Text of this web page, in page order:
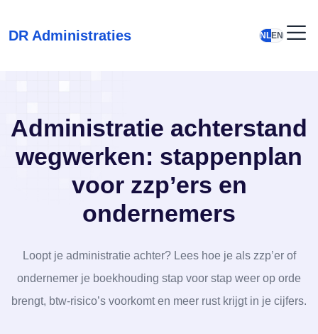
DR Administraties NLEN
Administratie achterstand
wegwerken: stappenplan
voor zzp’ers en
ondernemers
Loopt je administratie achter? Lees hoe je als zzp’er of
ondernemer je boekhouding stap voor stap weer op orde
brengt, btw-risico’s voorkomt en meer rust krijgt in je cijfers.